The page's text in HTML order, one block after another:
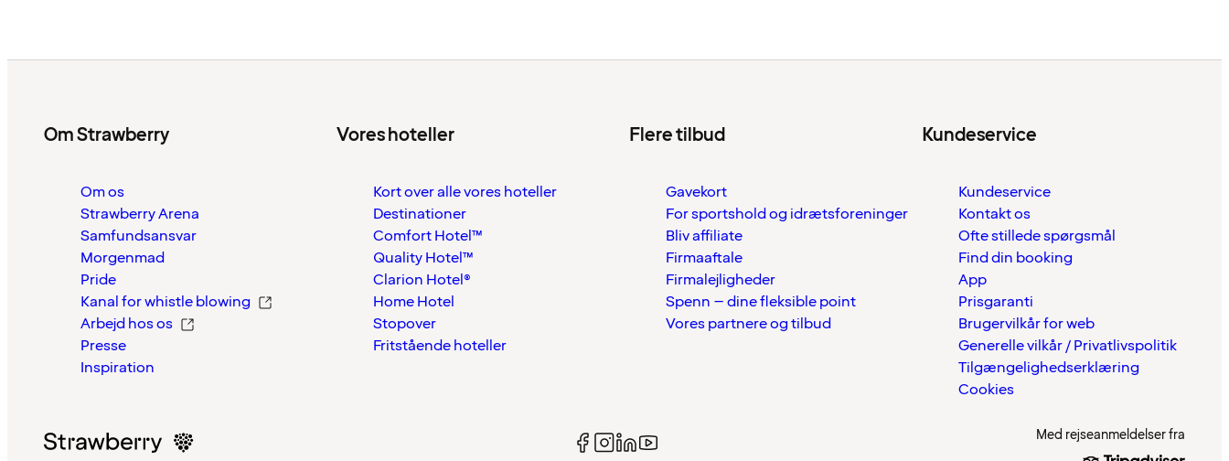
Om Strawberry
Om os
Strawberry Arena
Samfundsansvar
Morgenmad
Pride
Kanal for whistle blowing
Arbejd hos os
Presse
Inspiration
Vores hoteller
Kort over alle vores hoteller
Destinationer
Comfort Hotel™
Quality Hotel™
Clarion Hotel®
Home Hotel
Stopover
Fritstående hoteller
Flere tilbud
Gavekort
For sportshold og idrætsforeninger
Bliv affiliate
Firmaaftale
Firmalejligheder
Spenn – dine fleksible point
Vores partnere og tilbud
Kundeservice
Kundeservice
Kontakt os
Ofte stillede spørgsmål
Find din booking
App
Prisgaranti
Brugervilkår for web
Generelle vilkår / Privatlivspolitik
Tilgængelighedserklæring
Cookies
Med rejseanmeldelser fra